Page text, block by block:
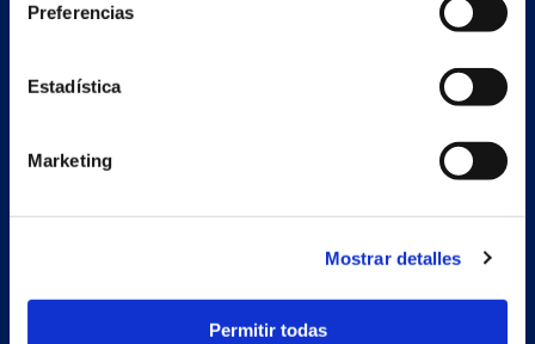
Preferencias
Estadística
Marketing
Mostrar detalles
Permitir todas
Estrada Porto Cabeiro, 68
Pontevedra - España